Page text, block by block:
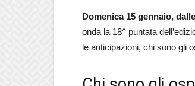
Domenica 15 gennaio,
onda la 18^ puntata
le anticipazioni, chi sono gli